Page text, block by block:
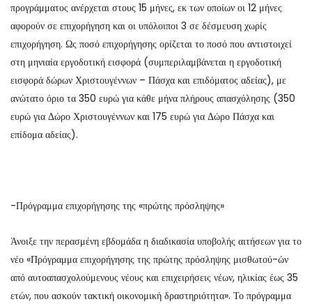
προγράμματος ανέρχεται στους 15 μήνες, εκ των οποίων οι 12 μήνες
αφορούν σε επιχορήγηση και οι υπόλοιποι 3 σε δέσμευση χωρίς
επιχορήγηση. Ως ποσό επιχορήγησης ορίζεται το ποσό που αντιστοιχεί
στη μηνιαία εργοδοτική εισφορά (συμπεριλαμβάνεται η εργοδοτική
εισφορά δώρων Χριστουγέννων – Πάσχα και επιδόματος αδείας), με
ανώτατο όριο τα 350 ευρώ για κάθε μήνα πλήρους απασχόλησης (350
ευρώ για Δώρο Χριστουγέννων και 175 ευρώ για Δώρο Πάσχα και
επίδομα αδείας).
-Πρόγραμμα επιχορήγησης της «πρώτης πρόσληψης»
Άνοιξε την περασμένη εβδομάδα η διαδικασία υποβολής αιτήσεων για το
νέο «Πρόγραμμα επιχορήγησης της πρώτης πρόσληψης μισθωτού-ών
από αυτοαπασχολούμενους νέους και επιχειρήσεις νέων, ηλικίας έως 35
ετών, που ασκούν τακτική οικονομική δραστηριότητα». Το πρόγραμμα